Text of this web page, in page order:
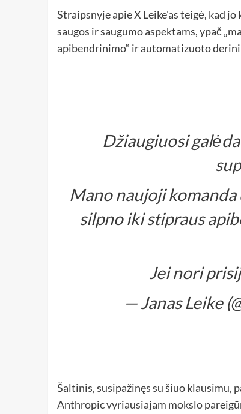
Straipsnyje apie X Leike'as teigė, kad
saugos ir saugumo aspektams, ypač
apibendrinimo“ ir automatizuoto
Džiaugiuosi
Mano naujoji
silpno iki stipraus
Jei nori
— Janas Leike
Šaltinis, susipažinęs su šiuo klausimu,
Anthropic vyriausiajam mokslo